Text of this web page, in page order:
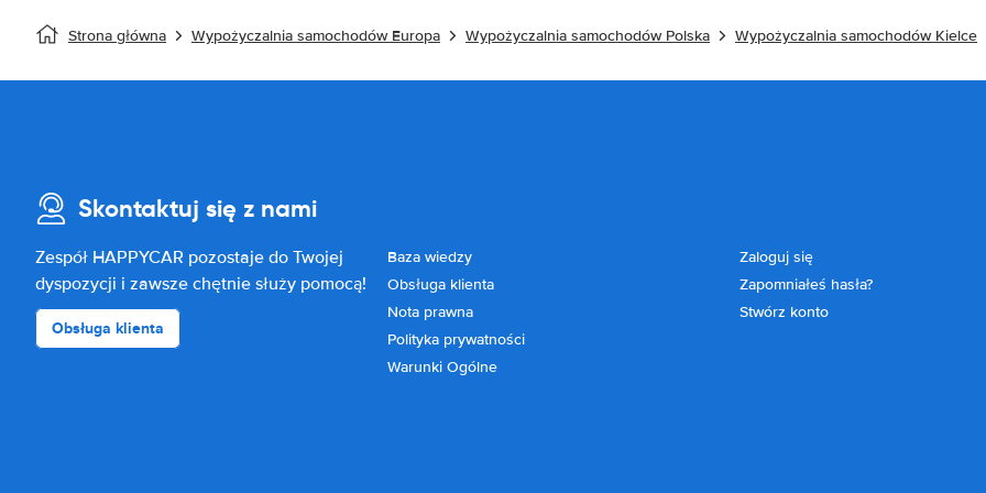
Strona główna Wypożyczalnia samochodów Europa Wypożyczalnia samochodów Polska Wypożyczalnia samochodów Kielce
Skontaktuj się z nami
Zespół HAPPYCAR pozostaje do Twojej
dyspozycji i zawsze chętnie służy pomocą!
Obsługa klienta
Baza wiedzy
Obsługa klienta
Nota prawna
Polityka prywatności
Warunki Ogólne
Zaloguj się
Zapomniałeś hasła?
Stwórz konto